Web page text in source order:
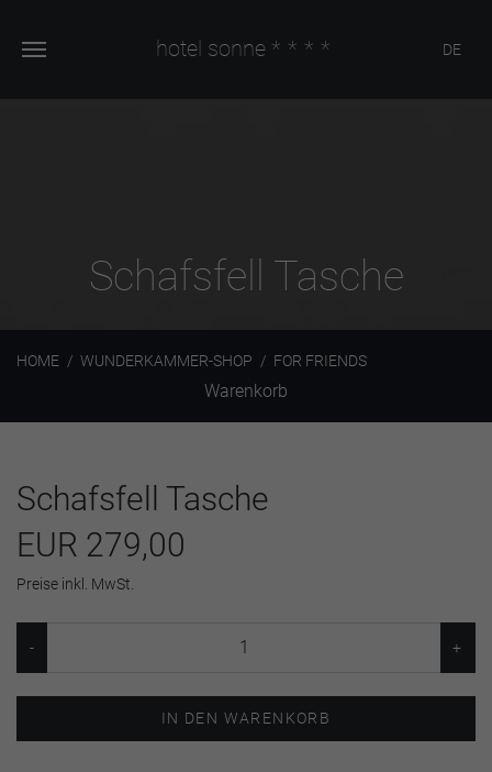
hotel sonne **** DE
Schafsfell Tasche
HOME WUNDERKAMMER-SHOP FOR FRIENDS
Warenkorb
Schafsfell Tasche
EUR 279,00
Preise inkl. MwSt.
IN DEN WARENKORB